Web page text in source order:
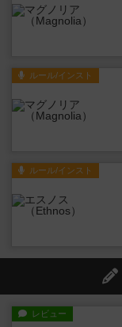
ルール/インスト
ルール/インスト
レビュー